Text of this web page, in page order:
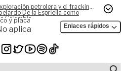
petrolera y el fracking,
De la Espriella como
Colombia
y placa
aplica Enlaces rápidos